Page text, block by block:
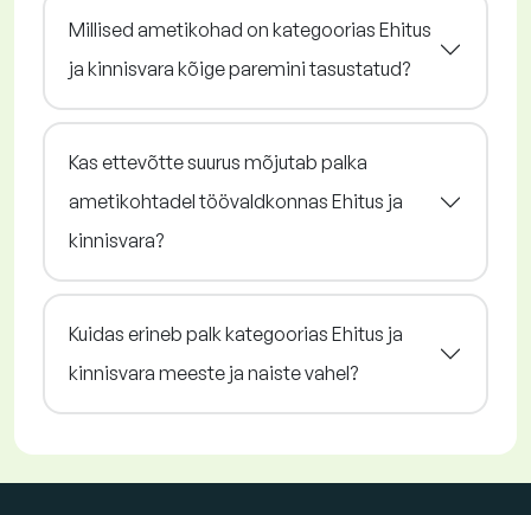
Millised ametikohad on kategoorias Ehitus
ja kinnisvara kõige paremini tasustatud?
Kas ettevõtte suurus mõjutab palka
ametikohtadel töövaldkonnas Ehitus ja
kinnisvara?
Kuidas erineb palk kategoorias Ehitus ja
kinnisvara meeste ja naiste vahel?